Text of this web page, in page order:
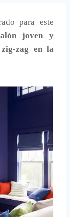
para este
joven y
zig-zag en la